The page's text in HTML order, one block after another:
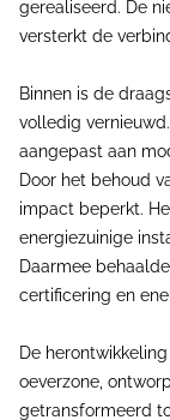
gerealiseerd. De
versterkt de
Binnen is de
volledig
aangepast aan
Door het behoud
impact beperkt.
energiezuinige
Daarmee
certificering en
De
oeverzone,
getransformeerd